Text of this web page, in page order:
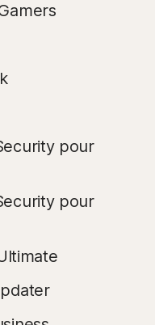
pour
pour